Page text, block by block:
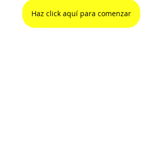
Haz click aquí para comenzar